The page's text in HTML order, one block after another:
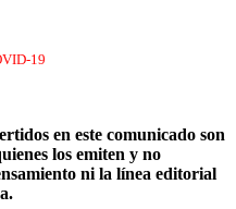
19
en este comunicado son
los emiten y no
ni la línea editorial